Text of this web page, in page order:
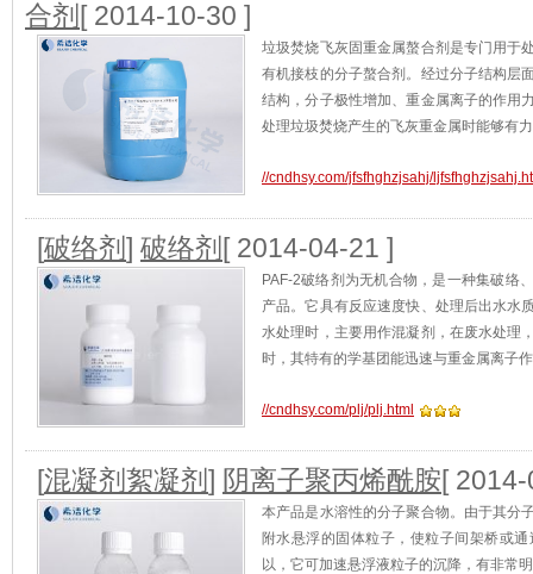
合剂 [ 2014-10-30 ]
垃圾焚烧飞灰固重金属螯合剂是专门用于
有机接枝的分子螯合剂。经过分子结构层
结构，分子极性增加、重金属离子的作用
处理垃圾焚烧产生的飞灰重金属时能够有
//cndhsy.com/jfsfhghzjsahj/
[破络剂 ] 破络剂 [ 2014-04-21 ]
PAF-2破络剂为无机合物，是一种集破络
产品。它具有反应速度快、处理后出水水
水处理时，主要用作混凝剂，在废水处理
时，其特有的学基团能迅速与重金属离子
//cndhsy.com/plj/plj.html
[混凝剂絮凝剂 ] 阴离子聚丙烯酰胺[
本产品是水溶性的分子聚合物。由于其分
附水悬浮的固体粒子，使粒子间架桥或
以，它可加速悬浮液粒子的沉降，有非常